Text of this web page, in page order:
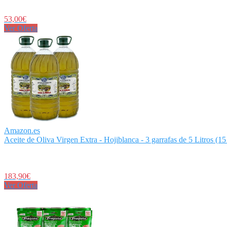
53,00€
Ver Oferta
Amazon.es
Aceite de Oliva Virgen Extra - Hojiblanca - 3 garrafas de 5 Litros
183,90€
Ver Oferta